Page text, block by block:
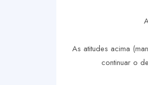
As atitudes acima
continuar o